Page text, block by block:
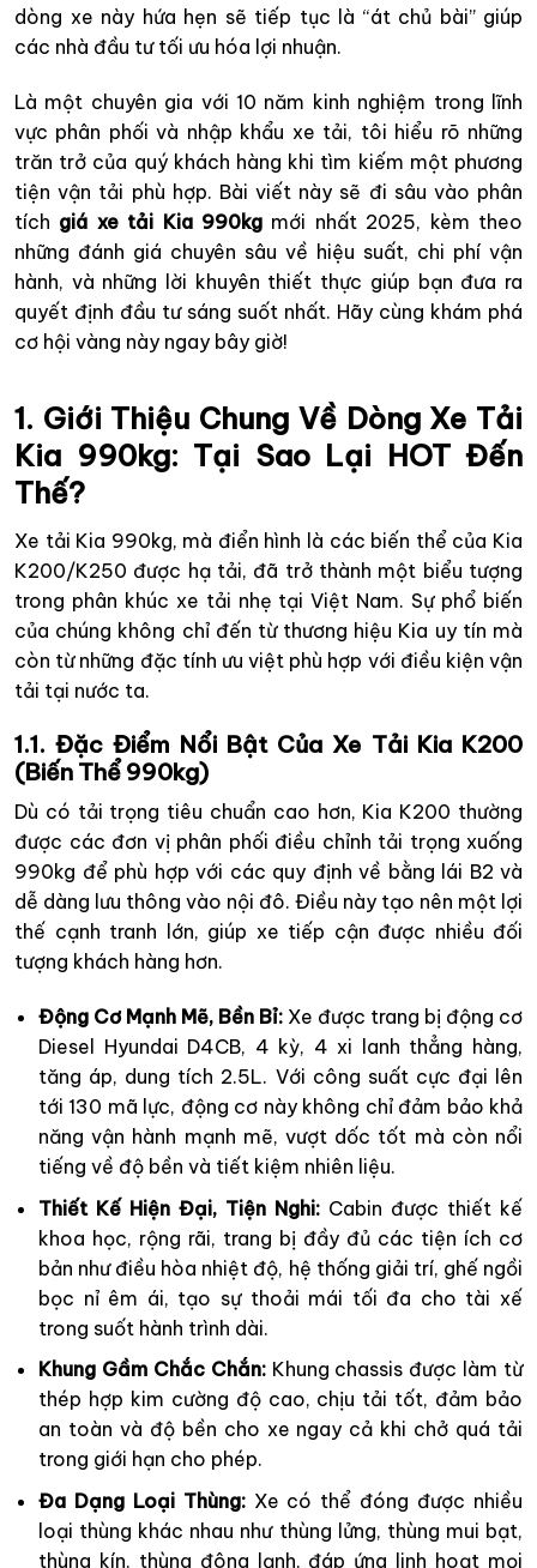
dòng xe này hứa hẹn sẽ tiếp tục là “át chủ bài” giúp
các nhà đầu tư tối ưu hóa lợi nhuận.
Là một chuyên gia với 10 năm kinh nghiệm trong lĩnh
vực phân phối và nhập khẩu xe tải, tôi hiểu rõ những
trăn trở của quý khách hàng khi tìm kiếm một phương
tiện vận tải phù hợp. Bài viết này sẽ đi sâu vào phân
tích giá xe tải Kia 990kg mới nhất 2025, kèm theo
những đánh giá chuyên sâu về hiệu suất, chi phí vận
hành, và những lời khuyên thiết thực giúp bạn đưa ra
quyết định đầu tư sáng suốt nhất. Hãy cùng khám phá
cơ hội vàng này ngay bây giờ!
1. Giới Thiệu Chung Về Dòng Xe Tải
Kia 990kg: Tại Sao Lại HOT Đến
Thế?
Xe tải Kia 990kg, mà điển hình là các biến thể của Kia
K200/K250 được hạ tải, đã trở thành một biểu tượng
trong phân khúc xe tải nhẹ tại Việt Nam. Sự phổ biến
của chúng không chỉ đến từ thương hiệu Kia uy tín mà
còn từ những đặc tính ưu việt phù hợp với điều kiện vận
tải tại nước ta.
1.1. Đặc Điểm Nổi Bật Của Xe Tải Kia K200
(Biến Thể 990kg)
Dù có tải trọng tiêu chuẩn cao hơn, Kia K200 thường
được các đơn vị phân phối điều chỉnh tải trọng xuống
990kg để phù hợp với các quy định về bằng lái B2 và
dễ dàng lưu thông vào nội đô. Điều này tạo nên một lợi
thế cạnh tranh lớn, giúp xe tiếp cận được nhiều đối
tượng khách hàng hơn.
Động Cơ Mạnh Mẽ, Bền Bỉ: Xe được trang bị động cơ
Diesel Hyundai D4CB, 4 kỳ, 4 xi lanh thẳng hàng,
tăng áp, dung tích 2.5L. Với công suất cực đại lên
tới 130 mã lực, động cơ này không chỉ đảm bảo khả
năng vận hành mạnh mẽ, vượt dốc tốt mà còn nổi
tiếng về độ bền và tiết kiệm nhiên liệu.
Thiết Kế Hiện Đại, Tiện Nghi: Cabin được thiết kế
khoa học, rộng rãi, trang bị đầy đủ các tiện ích cơ
bản như điều hòa nhiệt độ, hệ thống giải trí, ghế ngồi
bọc nỉ êm ái, tạo sự thoải mái tối đa cho tài xế
trong suốt hành trình dài.
Khung Gầm Chắc Chắn:Khung chassis được làm từ
thép hợp kim cường độ cao, chịu tải tốt, đảm bảo
an toàn và độ bền cho xe ngay cả khi chở quá tải
trong giới hạn cho phép.
Đa Dạng Loại Thùng:Xe có thể đóng được nhiều
loại thùng khác nhau như thùng lửng, thùng mui bạt,
thùng kín, thùng đông lạnh, đáp ứng linh hoạt mọi